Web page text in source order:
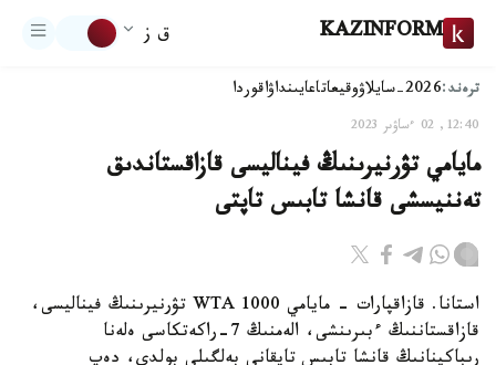
KAZINFORM ق ز
ترەند:2026-سايلاۋ وقيعاتاعايىنداۋاقوردا
12:40, 02 ءساۋىر 2023
مايامي تۋرنيرىنىڭ فيناليسى قازاقستاندىق
تەننيسشى قانشا تابىس تاپتى
استانا. قازاقپارات - مايامي WTA 1000 تۋرنيرىنىڭ فيناليسى،
قازاقستاننىڭ ءبىرىنشى، الەمنىڭ 7-راكەتكاسى ەلەنا